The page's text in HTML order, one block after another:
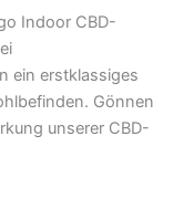
Indoor CBD-
ein erstklassiges
Gönnen
unserer CBD-